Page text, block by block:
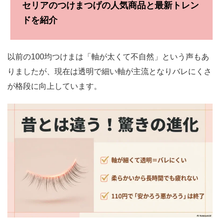
セリアのつけまつげの人気商品と最新トレン
ドを紹介
以前の100均つけまは「軸が太くて不自然」という声もあ
りましたが、現在は透明で細い軸が主流となりバレにくさ
が格段に向上しています。